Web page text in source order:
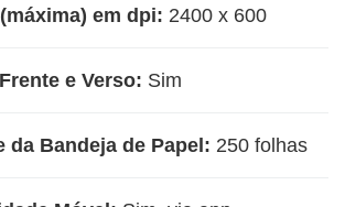
em dpi: 2400 x 600
e Verso: Sim
da Bandeja de Papel: 250 folhas